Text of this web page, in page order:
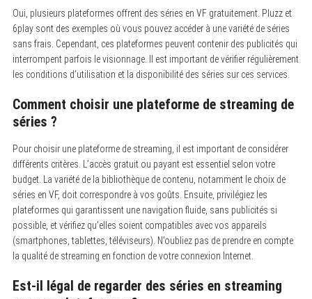
Oui, plusieurs plateformes offrent des séries en VF gratuitement. Pluzz et
6play sont des exemples où vous pouvez accéder à une variété de séries
sans frais. Cependant, ces plateformes peuvent contenir des publicités qui
interrompent parfois le visionnage. Il est important de vérifier régulièrement
les conditions d’utilisation et la disponibilité des séries sur ces services.
Comment choisir une plateforme de streaming de
séries ?
Pour choisir une plateforme de streaming, il est important de considérer
différents critères. L’accès gratuit ou payant est essentiel selon votre
budget. La variété de la bibliothèque de contenu, notamment le choix de
séries en VF, doit correspondre à vos goûts. Ensuite, privilégiez les
plateformes qui garantissent une navigation fluide, sans publicités si
possible, et vérifiez qu’elles soient compatibles avec vos appareils
(smartphones, tablettes, téléviseurs). N’oubliez pas de prendre en compte
la qualité de streaming en fonction de votre connexion Internet.
Est-il légal de regarder des séries en streaming